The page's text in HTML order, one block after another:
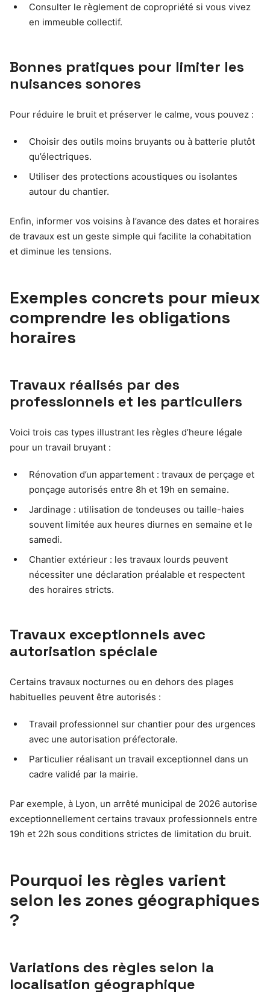
Consulter le règlement de copropriété si vous vivez
en immeuble collectif.
Bonnes pratiques pour limiter les
nuisances sonores
Pour réduire le bruit et préserver le calme, vous pouvez :
Choisir des outils moins bruyants ou à batterie plutôt
qu’électriques.
Utiliser des protections acoustiques ou isolantes
autour du chantier.
Enfin, informer vos voisins à l’avance des dates et horaires
de travaux est un geste simple qui facilite la cohabitation
et diminue les tensions.
Exemples concrets pour mieux
comprendre les obligations
horaires
Travaux réalisés par des
professionnels et les particuliers
Voici trois cas types illustrant les règles d’heure légale
pour un travail bruyant :
Rénovation d’un appartement : travaux de perçage et
ponçage autorisés entre 8h et 19h en semaine.
Jardinage : utilisation de tondeuses ou taille-haies
souvent limitée aux heures diurnes en semaine et le
samedi.
Chantier extérieur : les travaux lourds peuvent
nécessiter une déclaration préalable et respectent
des horaires stricts.
Travaux exceptionnels avec
autorisation spéciale
Certains travaux nocturnes ou en dehors des plages
habituelles peuvent être autorisés :
Travail professionnel sur chantier pour des urgences
avec une autorisation préfectorale.
Particulier réalisant un travail exceptionnel dans un
cadre validé par la mairie.
Par exemple, à Lyon, un arrêté municipal de 2026 autorise
exceptionnellement certains travaux professionnels entre
19h et 22h sous conditions strictes de limitation du bruit.
Pourquoi les règles varient
selon les zones géographiques
?
Variations des règles selon la
localisation géographique